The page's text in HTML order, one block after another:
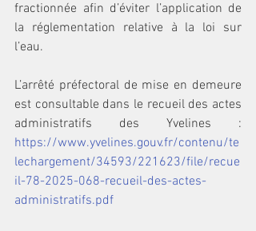
fractionnée afin d’éviter l’application de
la réglementation relative à la loi sur
l’eau.
L’arrêté préfectoral de mise en demeure
est consultable dans le recueil des actes
https://www.yvelines.gouv.fr/contenu/te
lechargement/34593/221623/file/recue
il-78-2025-068-recueil-des-actes-
administratifs.pdf